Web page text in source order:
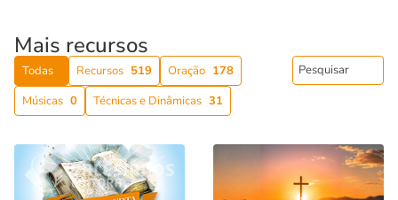
Mais recursos
Todas Recursos 519 Oração 178
Músicas 0 Técnicas e Dinâmicas 31